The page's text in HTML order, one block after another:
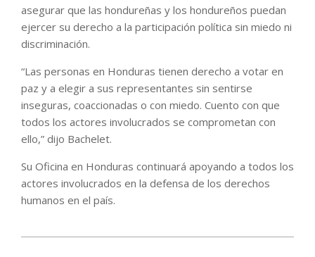
asegurar que las hondureñas y los hondureños puedan
ejercer su derecho a la participación política sin miedo ni
discriminación.
“Las personas en Honduras tienen derecho a votar en
paz y a elegir a sus representantes sin sentirse
inseguras, coaccionadas o con miedo. Cuento con que
todos los actores involucrados se comprometan con
ello,” dijo Bachelet.
Su Oficina en Honduras continuará apoyando a todos los
actores involucrados en la defensa de los derechos
humanos en el país.